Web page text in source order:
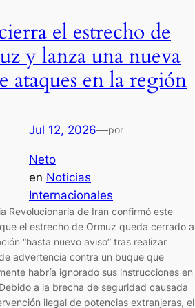
el estrecho de
y lanza una nueva
ataques en la región
Jul 12, 2026—por
Neto
en Noticias
Internacionales
Revolucionaria de Irán confirmó este
el estrecho de Ormuz queda cerrado a
“hasta nuevo aviso” tras realizar
advertencia contra un buque que
habría ignorado sus instrucciones en
a la brecha de seguridad causada
ilegal de potencias extranjeras, el